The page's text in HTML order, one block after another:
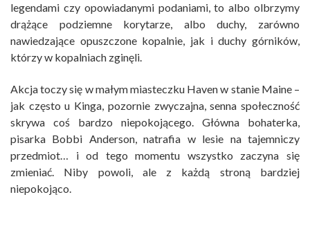
legendami czy opowiadanymi podaniami, to albo olbrzymy
drążące podziemne korytarze, albo duchy, zarówno
nawiedzające opuszczone kopalnie, jak i duchy górników,
którzy w kopalniach zginęli.
Akcja toczy się w małym miasteczku Haven w stanie Maine –
jak często u Kinga, pozornie zwyczajna, senna społeczność
skrywa coś bardzo niepokojącego. Główna bohaterka,
pisarka Bobbi Anderson, natrafia w lesie na tajemniczy
przedmiot… i od tego momentu wszystko zaczyna się
zmieniać. Niby powoli, ale z każdą stroną bardziej
niepokojąco.